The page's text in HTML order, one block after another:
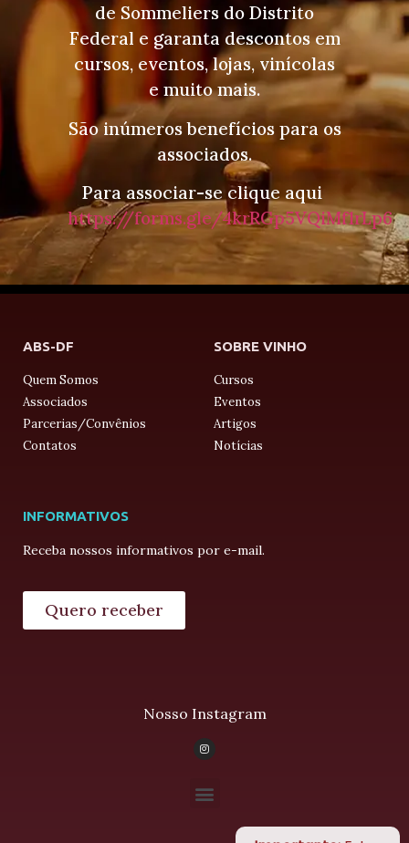
de Sommeliers do Distrito
Federal e garanta descontos em
cursos, eventos, lojas, vinícolas
e muito mais.
São inúmeros benefícios para os
associados.
Para associar-se clique aqui
https://forms.gle/4krRGp5VQiMf1rLp6
ABS-DF
Quem Somos
Associados
Parcerias/Convênios
Contatos
SOBRE VINHO
Cursos
Eventos
Artigos
Notícias
INFORMATIVOS
Receba nossos informativos por e-mail.
Quero receber
Nosso Instagram